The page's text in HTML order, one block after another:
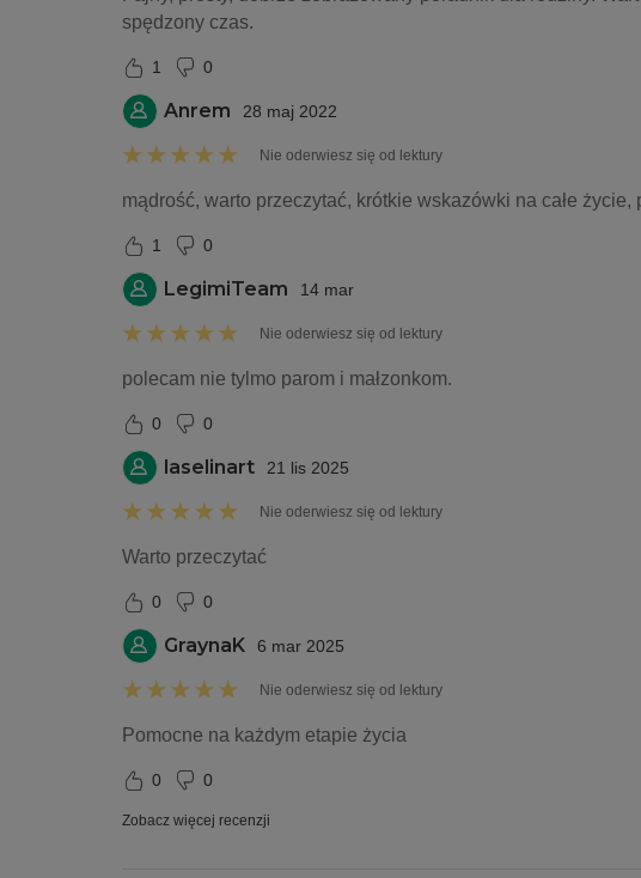
spędzony czas.
1 0
Anrem 28 maj 2022
Nie oderwiesz się od lektury
mądrość, warto przeczytać, krótkie wskazówki na całe życie,
1 0
LegimiTeam 14 mar
Nie oderwiesz się od lektury
polecam nie tylmo parom i małzonkom.
0 0
laselinart 21 lis 2025
Nie oderwiesz się od lektury
Warto przeczytać
0 0
GraynaK 6 mar 2025
Nie oderwiesz się od lektury
Pomocne na każdym etapie życia
0 0
Zobacz więcej recenzji